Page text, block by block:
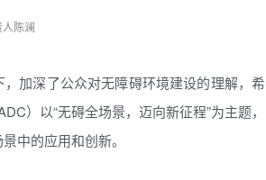
陈澜
加深了公众对无障碍环境建设的理解，希
）以“无碍全场景，迈向新征程”为主题，
中的应用和创新。